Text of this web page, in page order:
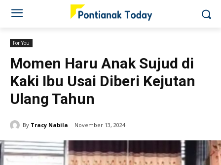
For You
Momen Haru Anak Sujud di
Kaki Ibu Usai Diberi Kejutan
Ulang Tahun
By Tracy Nabila November 13, 2024